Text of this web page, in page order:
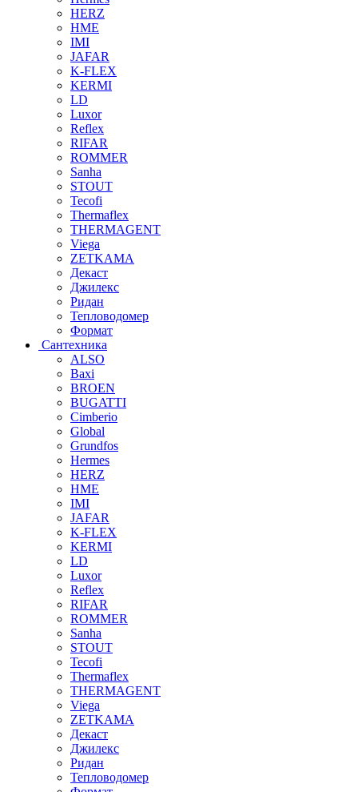
HERZ
HME
IMI
JAFAR
K-FLEX
KERMI
LD
Luxor
Reflex
RIFAR
ROMMER
Sanha
STOUT
Tecofi
Thermaflex
THERMAGENT
Viega
ZETKAMA
Декаст
Джилекс
Ридан
Тепловодомер
Формат
Сантехника
ALSO
Baxi
BROEN
BUGATTI
Cimberio
Global
Grundfos
Hermes
HERZ
HME
IMI
JAFAR
K-FLEX
KERMI
LD
Luxor
Reflex
RIFAR
ROMMER
Sanha
STOUT
Tecofi
Thermaflex
THERMAGENT
Viega
ZETKAMA
Декаст
Джилекс
Ридан
Тепловодомер